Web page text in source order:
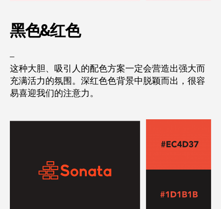
黑色&红色
–
这种大胆、吸引人的配色方案一定会营造出强大而
充满活力的氛围。深红色色背景中脱颖而出，很容
易喜迎我们的注意力。